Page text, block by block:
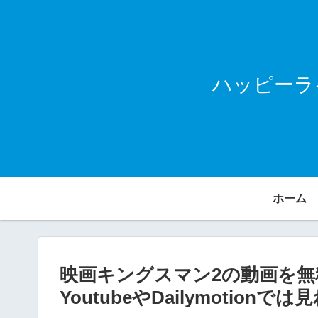
ハッピー
ホーム
映画キングスマン2の動画を
YoutubeやDailymotionでは見